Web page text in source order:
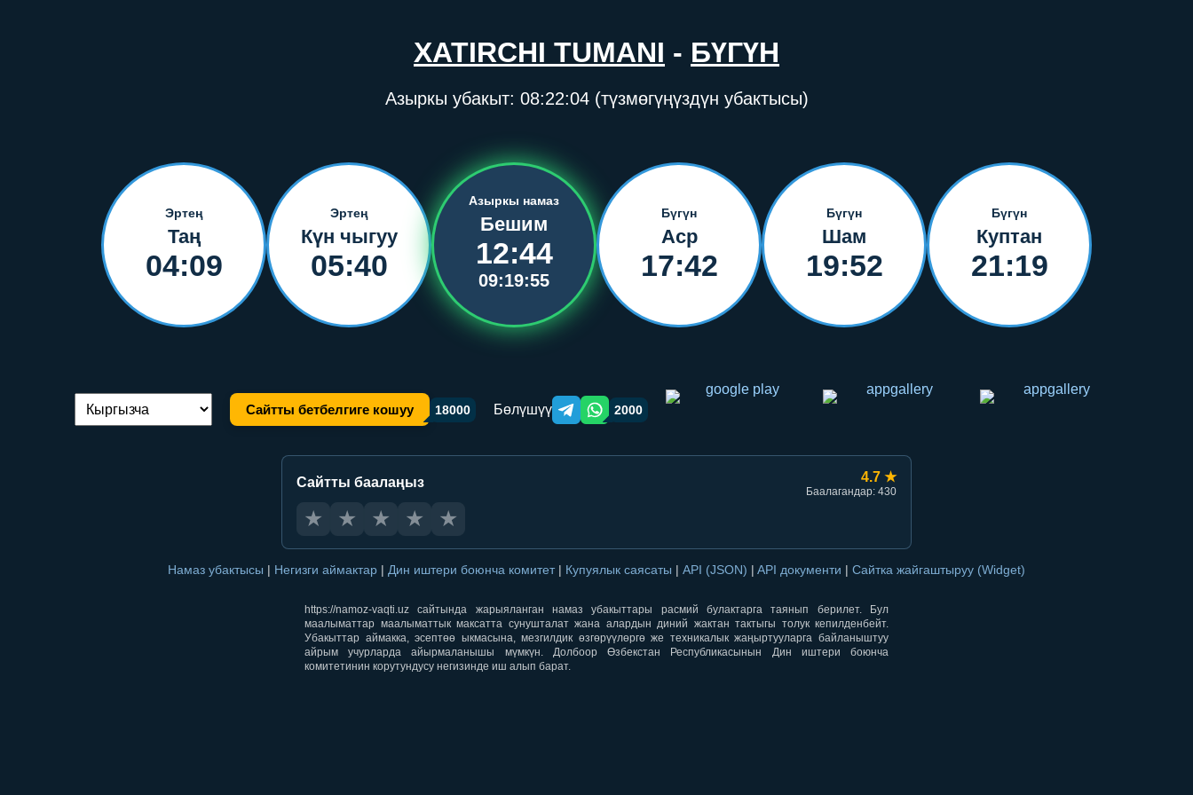
XATIRCHI TUMANI - БҮГҮН
Азыркы убакыт: 08:22:04(түзмөгүңүздүн убактысы)
Эртең
Таң
04:09
Эртең
Күн чыгуу
05:40
Азыркы намаз
Бешим
12:44
09:19:55
Бүгүн
Аср
17:42
Бүгүн
Шам
19:52
Бүгүн
Куптан
21:19
Тилди алмаштыруу: Сайтты бетбелгиге кошуу 18000 Бөлүшүү Telegram orqali ulashish
WhatsApp orqali ulashish
2000
Сайтты баалаңыз 4.7 ★
Баалагандар: 430
★ ★ ★ ★ ★
Намаз убактысы | Негизги аймактар | Дин иштери боюнча комитет | Купуялык саясаты | API (JSON) | API документи | Сайтка жайгаштыруу (Widget)
https://namoz-vaqti.uz сайтында жарыяланган намаз убакыттары расмий булактарга таянып берилет. Бул
маалыматтар маалыматтык максатта сунушталат жана алардын диний жактан тактыгы толук кепилденбейт.
Убакыттар аймакка, эсептөө ыкмасына, мезгилдик өзгөрүүлөргө же техникалык жаңыртууларга байланыштуу
айрым учурларда айырмаланышы мүмкүн. Долбоор Өзбекстан Республикасынын Дин иштери боюнча
комитетинин корутундусу негизинде иш алып барат.